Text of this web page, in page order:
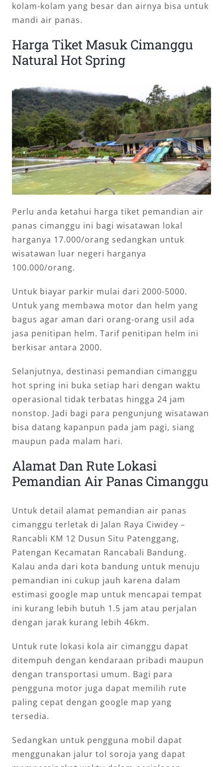
kolam-kolam yang besar dan airnya bisa untuk
mandi air panas.
Harga Tiket Masuk Cimanggu
Natural Hot Spring
Perlu anda ketahui harga tiket pemandian air
panas cimanggu ini bagi wisatawan lokal
harganya 17.000/orang sedangkan untuk
wisatawan luar negeri harganya
100.000/orang.
Untuk biayar parkir mulai dari 2000-5000.
Untuk yang membawa motor dan helm yang
bagus agar aman dari orang-orang usil ada
jasa penitipan helm. Tarif penitipan helm ini
berkisar antara 2000.
Selanjutnya, destinasi pemandian cimanggu
hot spring ini buka setiap hari dengan waktu
operasional tidak terbatas hingga 24 jam
nonstop. Jadi bagi para pengunjung wisatawan
bisa datang kapanpun pada jam pagi, siang
maupun pada malam hari.
Alamat Dan Rute Lokasi
Pemandian Air Panas Cimanggu
Untuk detail alamat pemandian air panas
cimanggu terletak di Jalan Raya Ciwidey –
Rancabli KM 12 Dusun Situ Patenggang,
Patengan Kecamatan Rancabali Bandung.
Kalau anda dari kota bandung untuk menuju
pemandian ini cukup jauh karena dalam
estimasi google map untuk mencapai tempat
ini kurang lebih butuh 1.5 jam atau perjalan
dengan jarak kurang lebih 46km.
Untuk rute lokasi kola air cimanggu dapat
ditempuh dengan kendaraan pribadi maupun
dengan transportasi umum. Bagi para
pengguna motor juga dapat memilih rute
paling cepat dengan google map yang
tersedia.
Sedangkan untuk pengguna mobil dapat
menggunakan jalur tol soroja yang dapat